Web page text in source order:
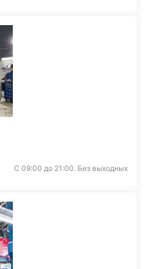
С 09:00 до 21:00. Без выходных